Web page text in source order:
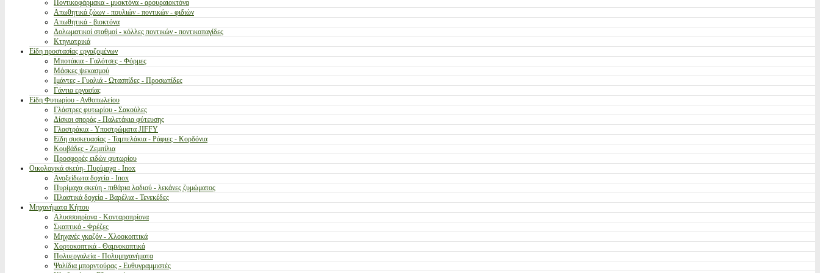
Ποντικοφάρμακα - μυοκτόνα - αρουραιοκτόνα
Απωθητικά ζώων - πουλιών - ποντικών - φιδιών
Απωθητικά - βιοκτόνα
Δολωματικοί σταθμοί - κόλλες ποντικών - ποντικοπαγίδες
Κτηνιατρικά
Είδη προστασίας εργαζομένων
Μποτάκια - Γαλότσες - Φόρμες
Μάσκες ψεκασμού
Ιμάντες - Γυαλιά - Ωτασπίδες - Προσωπίδες
Γάντια εργασίας
Είδη Φυτωρίου - Ανθοπωλείου
Γλάστρες φυτωρίου - Σακούλες
Δίσκοι σποράς - Παλετάκια φύτευσης
Γλαστράκια - Υποστρώματα JIFFY
Είδη συσκευασίας - Ταμπελάκια - Ράφιες - Κορδόνια
Κουβάδες - Ζεμπίλια
Προσφορές ειδών φυτωρίου
Οικολογικά σκεύη- Πυρίμαχα - Inox
Ανοξείδωτα δοχεία - Inox
Πυρίμαχα σκεύη - πιθάρια λαδιού - λεκάνες ζυμώματος
Πλαστικά δοχεία - Βαρέλια - Τενεκέδες
Μηχανήματα Κήπου
Αλυσσοπρίονα - Κονταροπρίονα
Σκαπτικά - Φρέζες
Μηχανές γκαζόν - Χλοοκοπτικά
Χορτοκοπτικά - Θαμνοκοπτικά
Πολυεργαλεία - Πολυμηχανήματα
Ψαλίδια μπορντούρας - Ευθυγραμμιστές